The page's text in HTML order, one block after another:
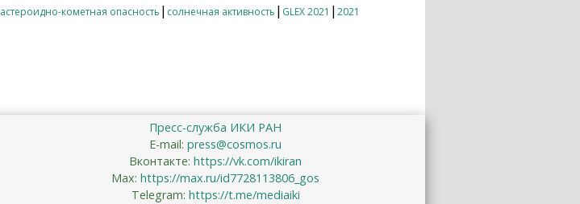
астероидно-кометная опасность | солнечная активность | GLEX 2021 | 2021
Пресс-служба ИКИ РАН
E-mail: press@cosmos.ru
Вконтакте: https://vk.com/ikiran
Max: https://max.ru/id7728113806_gos
Telegram: https://t.me/mediaiki